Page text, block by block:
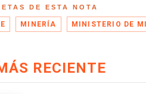
DE ESTA NOTA
MINERÍA MINISTERIO DE
RECIENTE